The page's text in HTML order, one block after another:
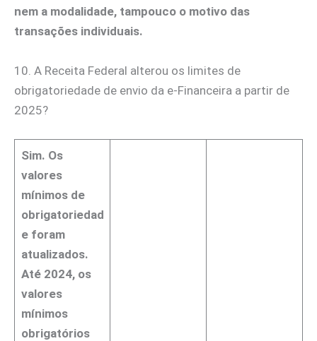
nem a modalidade, tampouco o motivo das
transações individuais.
10. A Receita Federal alterou os limites de
obrigatoriedade de envio da e-Financeira a partir de
2025?
Sim. Os
valores
mínimos de
obrigatoriedad
e foram
atualizados.
Até 2024, os
valores
mínimos
obrigatórios